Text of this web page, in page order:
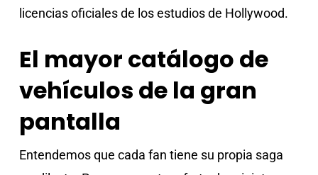
licencias oficiales de los estudios de Hollywood.
El mayor catálogo de
vehículos de la gran
pantalla
Entendemos que cada fan tiene su propia saga